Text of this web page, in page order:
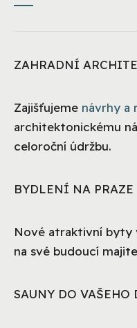
ZAHRADNÍ
Zajišťujeme návrhy a
architektonickému
celoroční údržbu.
BYDLENÍ NA PRAZE
Nové atraktivní byty
na své budoucí
SAUNY DO VAŠEHO